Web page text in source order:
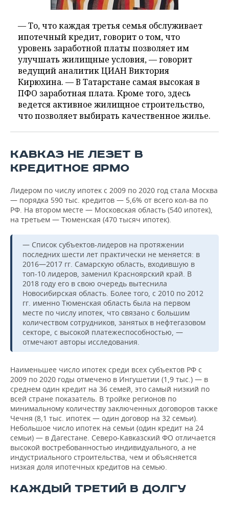
— То, что каждая третья семья обслуживает
ипотечный кредит, говорит о том, что
уровень заработной платы позволяет им
улучшать жилищные условия, — говорит
ведущий аналитик ЦИАН Виктория
Кирюхина. — В Татарстане самая высокая в
ПФО заработная плата. Кроме того, здесь
ведется активное жилищное строительство,
что позволяет выбирать качественное жилье.
КАВКАЗ НЕ ЛЕЗЕТ В
КРЕДИТНОЕ ЯРМО
Лидером по числу ипотек с 2009 по 2020 год стала Москва
— порядка 590 тыс. кредитов — 5,6% от всего кол-ва по
РФ. На втором месте — Московская область (540 ипотек),
на третьем — Тюменская (470 тысяч ипотек).
— Список субъектов-лидеров на протяжении
последних шести лет практически не меняется: в
2016—2017 гг. Самарскую область, входившую в
топ-10 лидеров, заменил Красноярский край. В
2018 году его в свою очередь вытеснила
Новосибирская область. Более того, с 2010 по 2012
гг. именно Тюменская область была на первом
месте по числу ипотек, что связано с большим
количеством сотрудников, занятых в нефтегазовом
секторе, с высокой платежеспособностью, —
отмечают авторы исследования.
Наименьшее число ипотек среди всех субъектов РФ с
2009 по 2020 годы отмечено в Ингушетии (1,9 тыс.) — в
среднем один кредит на 36 семей, это самый низкий по
всей стране показатель. В тройке регионов по
минимальному количеству заключенных договоров также
Чечня (8,1 тыс. ипотек — один договор на 32 семьи).
Небольшое число ипотек на семьи (один кредит на 24
семьи) — в Дагестане. Северо-Кавказский ФО отличается
высокой востребованностью индивидуального, а не
индустриального строительства, чем и объясняется
низкая доля ипотечных кредитов на семью.
КАЖДЫЙ ТРЕТИЙ В ДОЛГУ